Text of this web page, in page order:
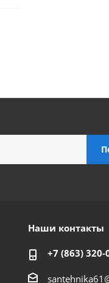
Наши контакты
+7 (863) 320-